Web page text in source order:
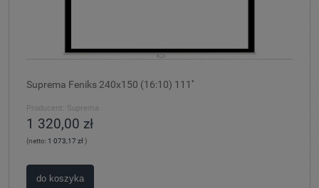
Suprema Feniks 240x150 (16:10) 111''
Producent: Suprema
1 320,00 zł
(netto: 1 073,17 zł)
do koszyka